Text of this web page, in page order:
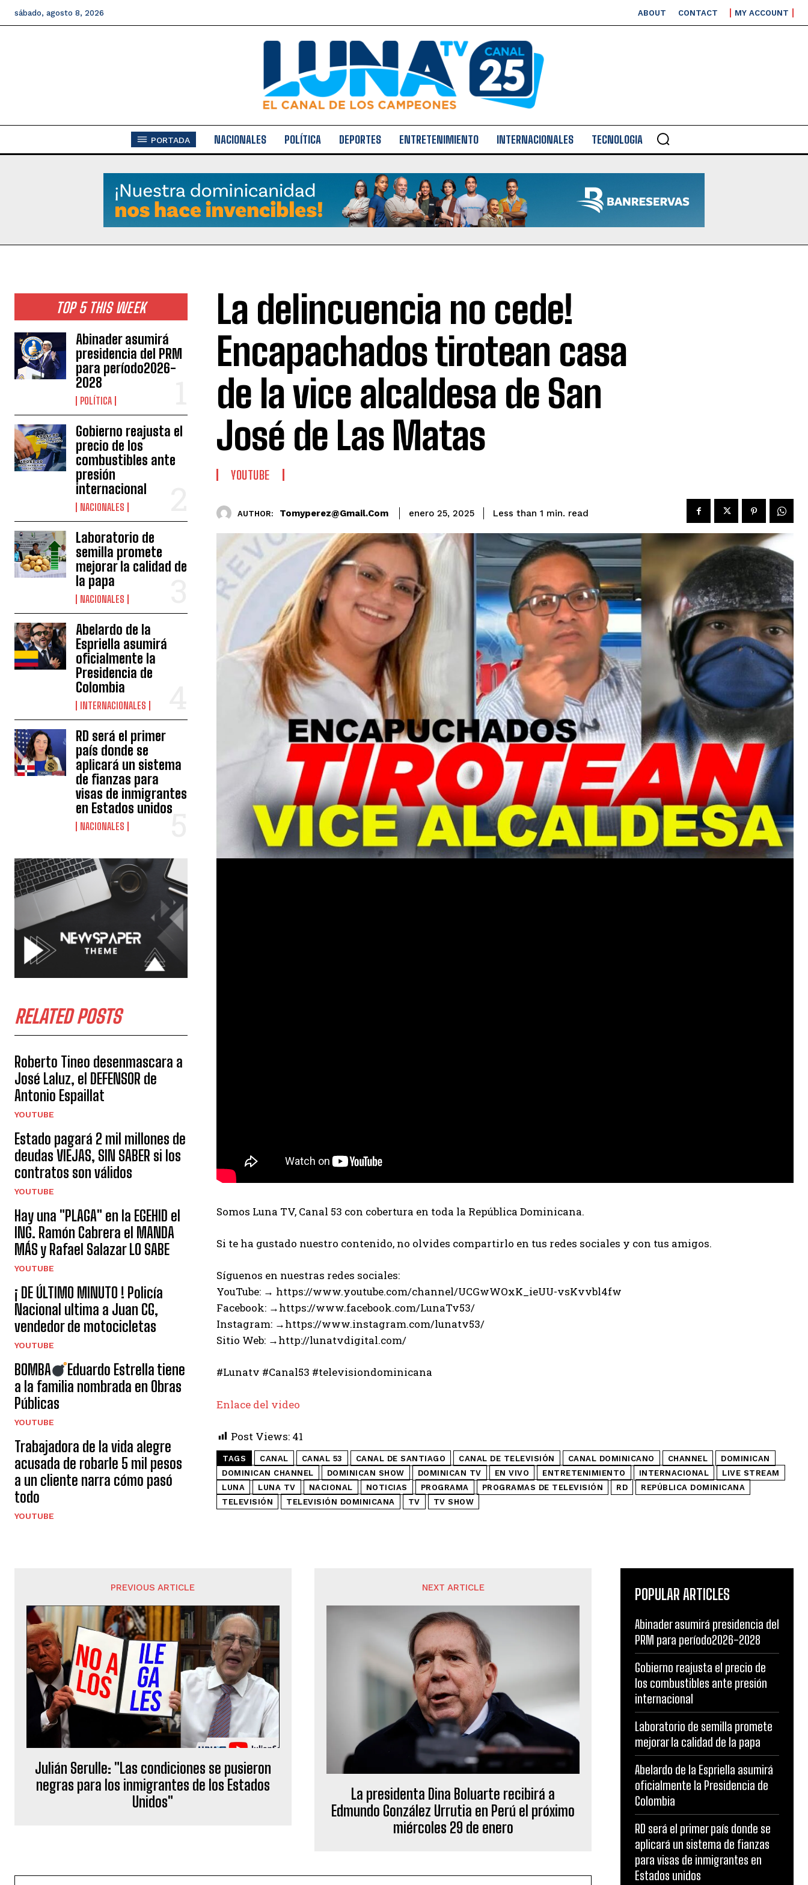
sábado, agosto 8, 2026 ABOUT CONTACT MY ACCOUNT
PORTADA NACIONALES POLÍTICA DEPORTES ENTRETENIMIENTO INTERNACIONALES TECNOLOGIA
TOP 5 THIS WEEK
Abinader asumirá
presidencia del PRM
para período2026-
2028
POLÍTICA
Gobierno reajusta el
precio de los
combustibles ante
presión
internacional
NACIONALES
Laboratorio de
semilla promete
mejorar la calidad de
la papa
NACIONALES
Abelardo de la
Espriella asumirá
oficialmente la
Presidencia de
Colombia
INTERNACIONALES
RD será el primer
país donde se
aplicará un sistema
de fianzas para
visas de inmigrantes
en Estados unidos
NACIONALES
RELATED POSTS
Roberto Tineo desenmascara a
José Laluz, el DEFENSOR de
Antonio Espaillat
YOUTUBE
Estado pagará 2 mil millones de
deudas VIEJAS, SIN SABER si los
contratos son válidos
YOUTUBE
Hay una "PLAGA" en la EGEHID el
ING. Ramón Cabrera el MANDA
MÁS y Rafael Salazar LO SABE
YOUTUBE
¡ DE ÚLTIMO MINUTO ! Policía
Nacional ultima a Juan CG,
vendedor de motocicletas
YOUTUBE
BOMBA
Eduardo Estrella tiene
a la familia nombrada en Obras
Públicas
YOUTUBE
Trabajadora de la vida alegre
acusada de robarle 5 mil pesos
a un cliente narra cómo pasó
todo
YOUTUBE
La delincuencia no cede!
Encapachados tirotean casa
de la vice alcaldesa de San
José de Las Matas
YOUTUBE
AUTHOR: Tomyperez@gmail.com enero 25, 2025 Less than 1 min. read
Somos Luna TV, Canal 53 con cobertura en toda la República Dominicana.
Si te ha gustado nuestro contenido, no olvides compartirlo en tus redes sociales y con tus amigos.
Síguenos en nuestras redes sociales:
YouTube: → https://www.youtube.com/channel/UCGwWOxK_ieUU-vsKvvbl4fw
Facebook: →https://www.facebook.com/LunaTv53/
Instagram: →https://www.instagram.com/lunatv53/
Sitio Web: →http://lunatvdigital.com/
#Lunatv #Canal53 #televisiondominicana
Enlace del video
Post Views: 41
TAGS CANAL CANAL 53 CANAL DE SANTIAGO CANAL DE TELEVISIÓN CANAL DOMINICANO CHANNEL
DOMINICAN
DOMINICAN CHANNEL
DOMINICAN SHOW DOMINICAN TV EN VIVO ENTRETENIMIENTO INTERNACIONAL
LIVE STREAM
LUNA
LUNA TV NACIONAL NOTICIAS PROGRAMA PROGRAMAS DE TELEVISIÓN RD
REPÚBLICA DOMINICANA
TELEVISIÓN
TELEVISIÓN DOMINICANA TV TV SHOW
PREVIOUS ARTICLE
Julián Serulle: "Las condiciones se pusieron
negras para los inmigrantes de los Estados
Unidos"
NEXT ARTICLE
La presidenta Dina Boluarte recibirá a
Edmundo González Urrutia en Perú el próximo
miércoles 29 de enero
POPULAR ARTICLES
Abinader asumirá presidencia del
PRM para período2026-2028
Gobierno reajusta el precio de
los combustibles ante presión
internacional
Laboratorio de semilla promete
mejorar la calidad de la papa
Abelardo de la Espriella asumirá
oficialmente la Presidencia de
Colombia
RD será el primer país donde se
aplicará un sistema de fianzas
para visas de inmigrantes en
Estados unidos